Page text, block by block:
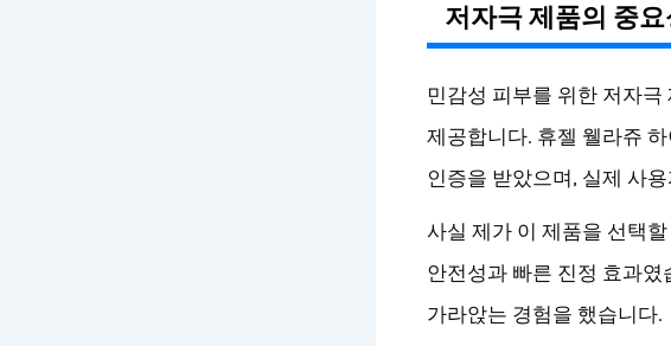
저자극 제품의 중요
민감성 피부를 위한 저자
제공합니다. 휴젤 웰라쥬
인증을 받았으며, 실제 사
사실 제가 이 제품을 선택
안전성과 빠른 진정 효과였
가라앉는 경험을 했습니다.